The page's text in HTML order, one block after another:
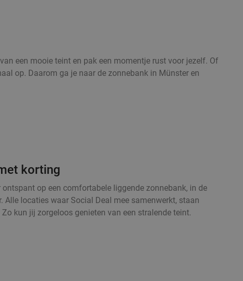
een mooie teint en pak een momentje rust voor jezelf. Of
op. Daarom ga je naar de zonnebank in Münster en
korting
op een comfortabele liggende zonnebank, in de
Alle locaties waar Social Deal mee samenwerkt, staan
kun jij zorgeloos genieten van een stralende teint.